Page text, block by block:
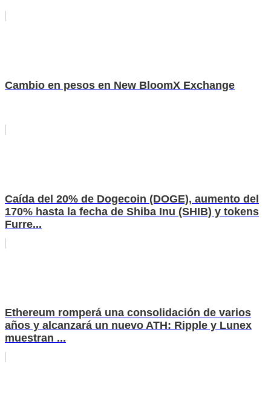
Cambio en pesos en New BloomX Exchange
Caída del 20% de Dogecoin (DOGE), aumento del
170% hasta la fecha de Shiba Inu (SHIB) y tokens
Furre...
Ethereum romperá una consolidación de varios
años y alcanzará un nuevo ATH: Ripple y Lunex
muestran ...